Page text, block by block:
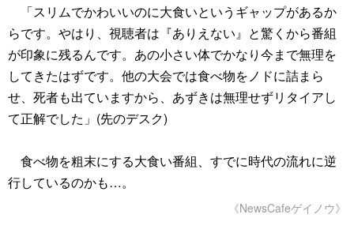
「スリムでかわいいのに大食いというギャップがあるか
らです。やはり、視聴者は『ありえない』と驚くから番組
が印象に残るんです。あの小さい体でかなり今まで無理を
してきたはずです。他の大会では食べ物をノドに詰まら
せ、死者も出ていますから、あずきは無理せずリタイアし
て正解でした」(先のデスク)
食べ物を粗末にする大食い番組、すでに時代の流れに逆
行しているのかも…。
《NewsCafeゲイノウ》